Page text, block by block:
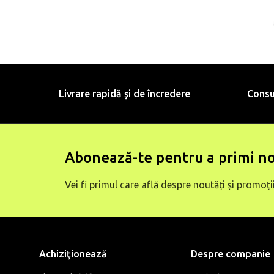
Livrare rapidă şi de încredere
Abonează-te pentru a primi
Vei fi primul care află despre noutăți și
Achiziţionează Despre companie